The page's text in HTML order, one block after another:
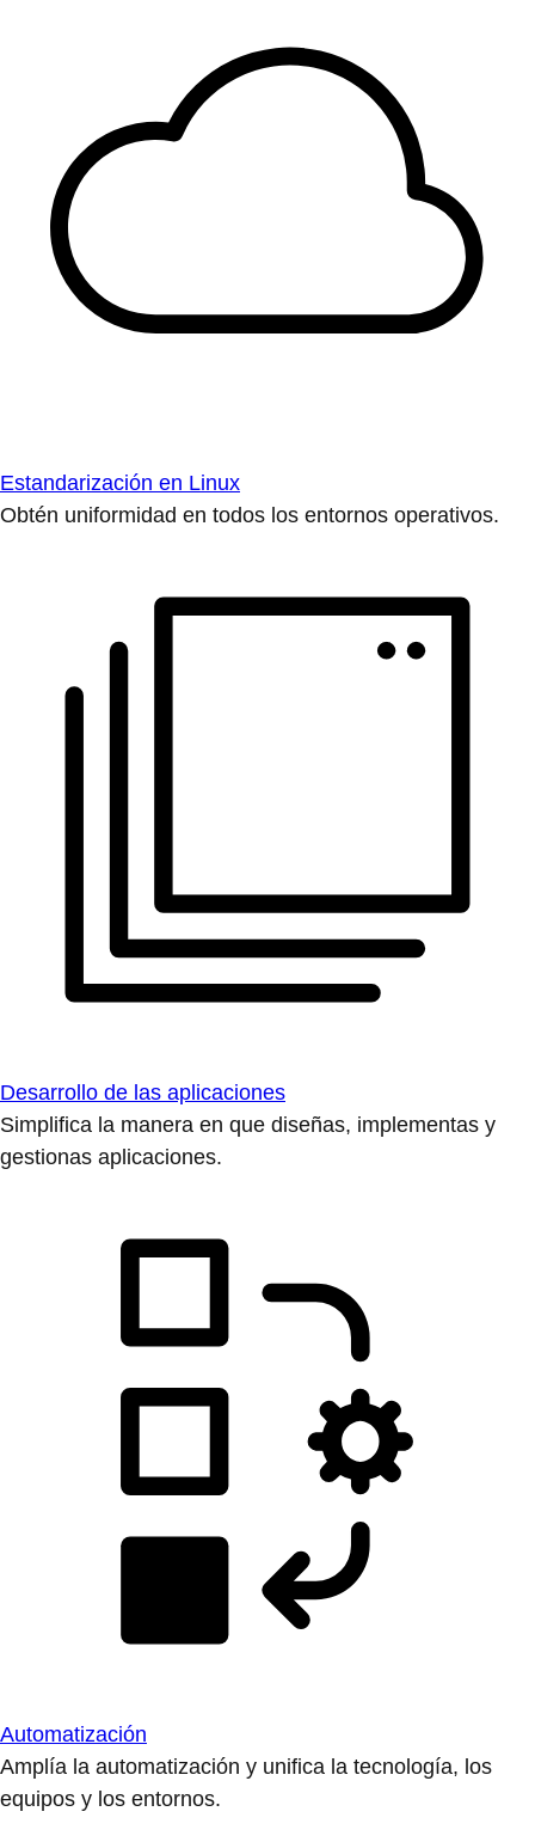
Estandarización en Linux
Obtén uniformidad en todos los entornos operativos.
Desarrollo de las aplicaciones
Simplifica la manera en que diseñas, implementas y
gestionas aplicaciones.
Automatización
Amplía la automatización y unifica la tecnología, los
equipos y los entornos.